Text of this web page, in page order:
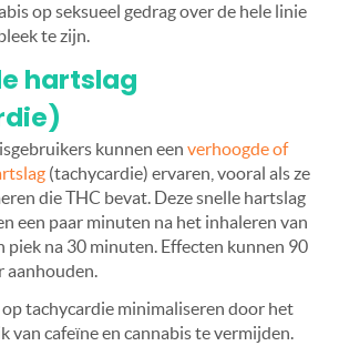
op seksueel gedrag over de hele linie
te zijn.
hartslag
kunnen een verhoogde of
(tachycardie) ervaren, vooral als ze
die THC bevat. Deze snelle hartslag
een paar minuten na het inhaleren van
piek na 30 minuten. Effecten kunnen 90
aanhouden.
tachycardie minimaliseren door het
van cafeïne en cannabis te vermijden.